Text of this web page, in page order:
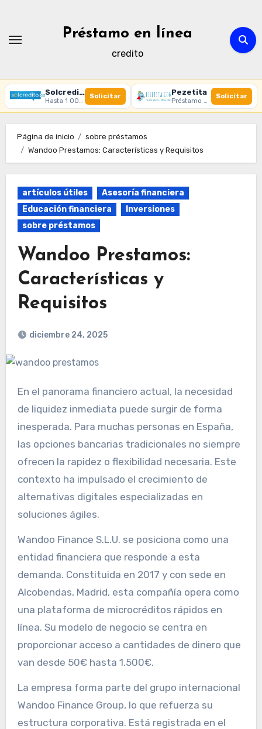
contenido
Préstamo en línea
credito
Solcredito
Hasta 1 000 € · 30 días · 100% online
Solicitar Pezetita
Préstamo online · Aprobación rápida
Solicitar
Página de inicio
sobre préstamos
Wandoo Prestamos: Características y Requisitos
artículos útiles
Asesoría financiera
Educación financiera
Inversiones
sobre préstamos
Wandoo Prestamos:
Características y
Requisitos
diciembre 24, 2025
En el panorama financiero actual, la necesidad
de liquidez inmediata puede surgir de forma
inesperada. Para muchas personas en España,
las opciones bancarias tradicionales no siempre
ofrecen la rapidez o flexibilidad necesaria. Este
contexto ha impulsado el crecimiento de
alternativas digitales especializadas en
soluciones ágiles.
Wandoo Finance S.L.U. se posiciona como una
entidad financiera que responde a esta
demanda. Constituida en 2017 y con sede en
Alcobendas, Madrid, esta compañía opera como
una plataforma de microcréditos rápidos en
línea. Su modelo de negocio se centra en
proporcionar acceso a cantidades de dinero que
van desde 50€ hasta 1.500€.
La empresa forma parte del grupo internacional
Wandoo Finance Group, lo que refuerza su
estructura corporativa. Está registrada en el